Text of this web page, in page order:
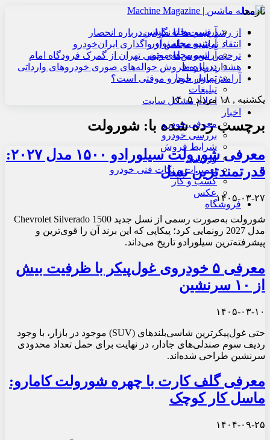
آرشیو مجله ماشین
آرشیو مجله نوآور
آرشیو مجله موتور
درباره ما
تماس با ما
تبلیغات
اعلام مشکل سایت
اخبار
معرفی خودرو
بررسی خودرو
شرایط فروش
ورزشی
تعمیرات و نکات فنی خودرو
کسب و کار
عکس
فروشگاه
تازه‌ها
از رشد قیمت‌ها تا نگرانی درباره انحصار
انتقاد نماینده مجلس از واگذاری ایران‌خودرو
ترخیص اتوبوس‌های چینی تهران از گمرک فرودگاه امام
هشدار درباره فروش حواله‌های صوری خودروهای وارداتی
آرامش بازار خودرو موقتی است؟
یکشنبه , ۱۸ مرداد ۱۴۰۵
برچسب زده شده با: شورولت
معرفی شورولت سیلورادو ۱۵۰۰ مدل ۲۰۲۷:
قدرتمندترین نسل
۱۴۰۵-۰۳-۲۷
شورولت به‌صورت رسمی از نسل جدید Chevrolet Silverado 1500
مدل 2027 رونمایی کرد؛ پیکاپی که این برند آن را قوی‌ترین و
پیشرفته‌ترین سیلورادو تاریخ می‌داند.
معرفی ۵ خودروی غول‌پیکر با ظرفیت بیش
از ۱۰ سرنشین
۱۴۰۵-۰۳-۱۰
حتی غول‌پیکرترین شاسی‌بلندهای (SUV) موجود در بازار، با وجود
ردیف سوم صندلی‌های جادار، در نهایت برای حمل تعداد محدودی
سرنشین طراحی شده‌اند.
معرفی گلف‌ کارت با چهره شورولت کامارو:
ماسل‌ کار کوچک
۱۴۰۴-۰۹-۲۵